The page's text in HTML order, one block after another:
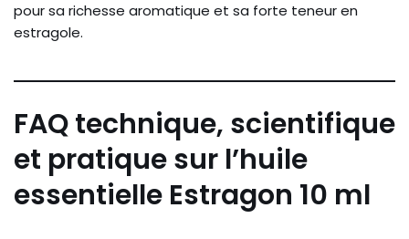
pour sa richesse aromatique et sa forte teneur en
estragole.
FAQ technique, scientifique
et pratique sur l’huile
essentielle Estragon 10 ml